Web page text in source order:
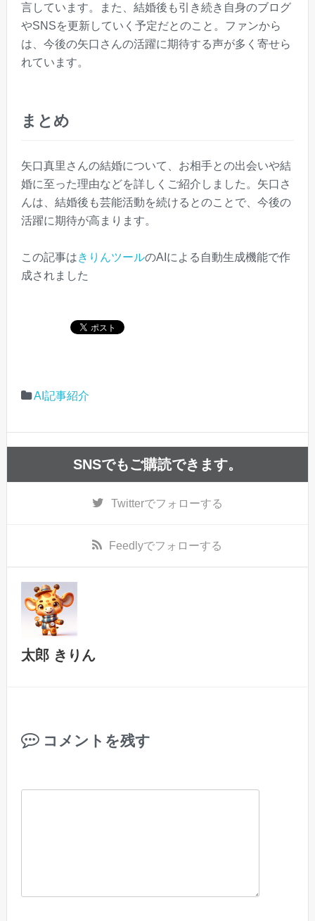
言しています。また、結婚後も引き続き自身のブログ
やSNSを更新していく予定だとのこと。ファンから
は、今後の矢口さんの活躍に期待する声が多く寄せら
れています。
まとめ
矢口真里さんの結婚について、お相手との出会いや結
婚に至った理由などを詳しくご紹介しました。矢口さ
んは、結婚後も芸能活動を続けるとのことで、今後の
活躍に期待が高まります。
この記事はきりんツールのAIによる自動生成機能で作
成されました
AI記事紹介
SNSでもご購読できます。
Twitterでフォローする
Feedlyでフォローする
太郎 きりん
コメントを残す